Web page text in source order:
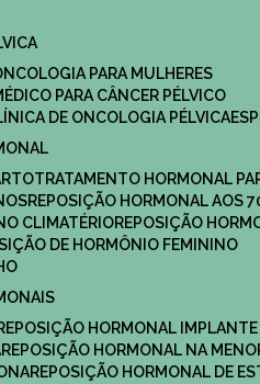
PARA MULHERES
MÉDICO PARA CÂNCER PÉLVICO
DE ONCOLOGIA PÉLVICA
TRATAMENTO HORMONAL
REPOSIÇÃO HORMONAL AOS
CLIMATÉRIO
REPOSIÇÃO
DE HORMÔNIO FEMININO
REPOSIÇÃO HORMONAL IMPLANTE
REPOSIÇÃO HORMONAL NA
REPOSIÇÃO HORMONAL DE